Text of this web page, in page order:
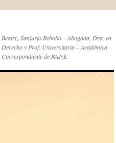
Beatriz Sanjurjo Rebollo – Abogada, Dra. en
Derecho y Prof. Universitaria – Académica
Correspondiente de RAJyE